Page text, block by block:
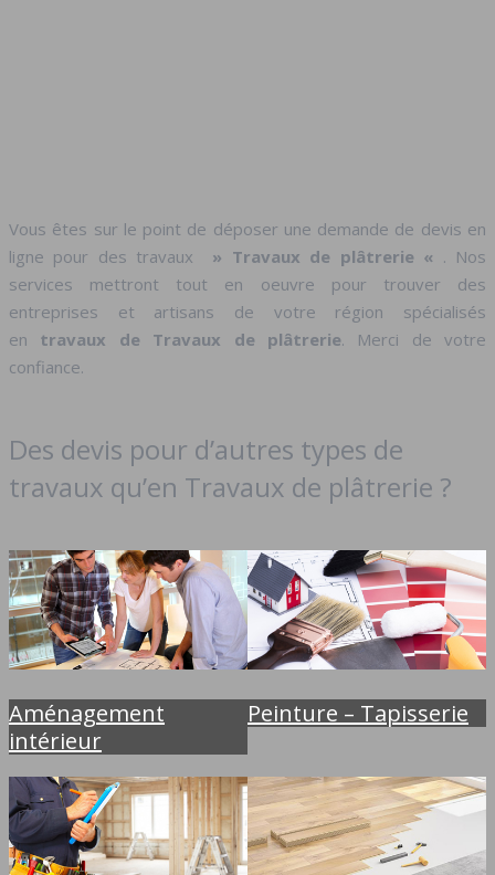
Vous êtes sur le point de déposer une demande de devis en
ligne pour des travaux
» Travaux de plâtrerie « . Nos
services mettront tout en oeuvre pour trouver des
entreprises et artisans de votre région spécialisés
en travaux de Travaux de plâtrerie. Merci de votre
confiance.
Des devis pour d’autres types de
travaux qu’en Travaux de plâtrerie ?
Aménagement
intérieur
Peinture – Tapisserie